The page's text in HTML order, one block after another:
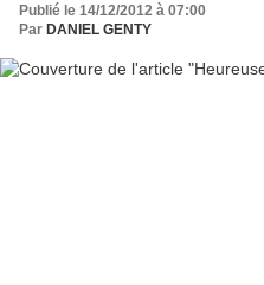
Publié le 14/12/2012 à 07:00
Par DANIEL GENTY